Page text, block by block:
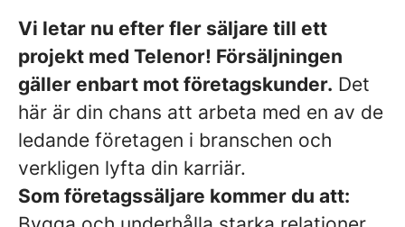
Vi letar nu efter fler säljare till ett
projekt med Telenor! Försäljningen
gäller enbart mot företagskunder. Det
här är din chans att arbeta med en av de
ledande företagen i branschen och
verkligen lyfta din karriär.
Som företagssäljare kommer du att: